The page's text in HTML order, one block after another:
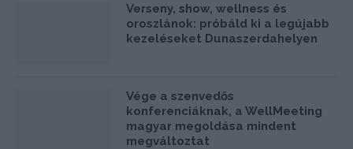
Verseny, show, wellness és
oroszlánok: próbáld ki a legújabb
kezeléseket Dunaszerdahelyen
Vége a szenvedős
konferenciáknak, a WellMeeting
magyar megoldása mindent
megváltoztat